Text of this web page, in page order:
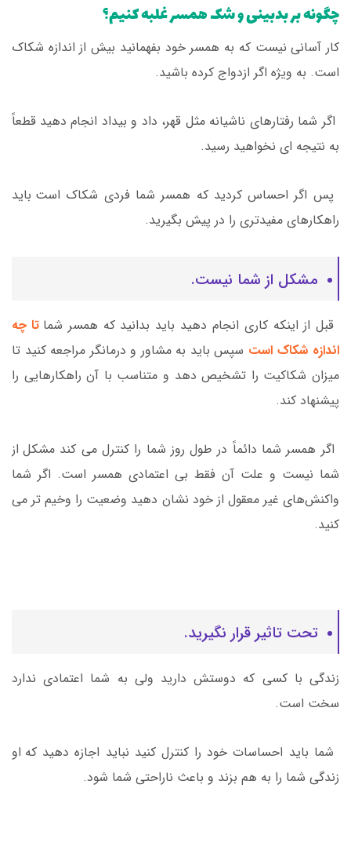
چگونه بر بدبینی و شک همسر غلبه کنیم؟
کار آسانی نیست که به همسر خود بفهمانید بیش از اندازه شکاک
است. به ویژه اگر ازدواج کرده باشید.
اگر شما رفتارهای ناشیانه مثل قهر، داد و بیداد انجام دهید قطعاً
به نتیجه ای نخواهید رسید.
پس اگر احساس کردید که همسر شما فردی شکاک است باید
راهکارهای مفیدتری را در پیش بگیرید.
مشکل از شما نیست.
قبل از اینکه کاری انجام دهید باید بدانید که همسر شما تا چه
اندازه شکاک است سپس باید به مشاور و درمانگر مراجعه کنید تا
میزان شکاکیت را تشخیص دهد و متناسب با آن راهکارهایی را
پیشنهاد کند.
اگر همسر شما دائماً در طول روز شما را کنترل می کند مشکل از
شما نیست و علت آن فقط بی اعتمادی همسر است. اگر شما
واکنش‌های غیر معقول از خود نشان دهید وضعیت را وخیم تر می
کنید.
تحت تاثیر قرار نگیرید.
زندگی با کسی که دوستش دارید ولی به شما اعتمادی ندارد
سخت است.
شما باید احساسات خود را کنترل کنید نباید اجازه دهید که او
زندگی شما را به هم بزند و باعث ناراحتی شما شود.